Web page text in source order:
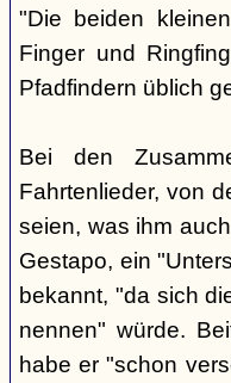
"Die beiden
Finger und
Pfadfindern üblich
Bei den
Fahrtenlieder, von
seien, was ihm
Gestapo, ein
bekannt, "da sich
nennen" würde.
habe er "schon